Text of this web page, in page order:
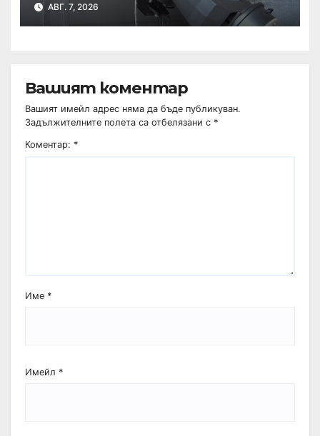
АВГ. 7, 2026
Вашият коментар
Вашият имейл адрес няма да бъде публикуван.
Задължителните полета са отбелязани с *
Коментар: *
Име *
Имейл *